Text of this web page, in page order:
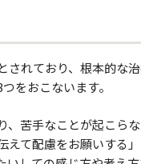
されており、根本的な
をおこないます。
、苦手なことが起こら
て配慮をお願いする